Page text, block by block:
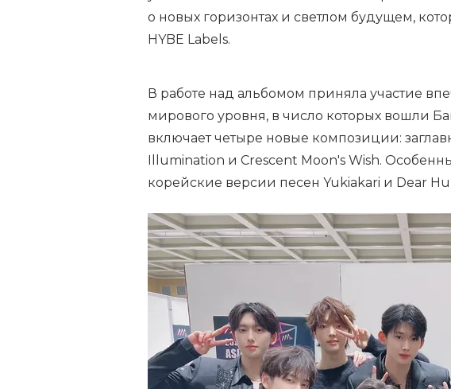
о новых горизонтах и светлом будущем,
HYBE Labels.
В работе над альбомом приняла участие
мирового уровня, в число которых вошли
включает четыре новые композиции:
Illumination и Crescent Moon's Wish.
корейские версии песен Yukiakari и Dear